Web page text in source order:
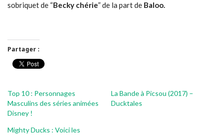
sobriquet de “Becky chérie” de la part de Baloo.
Partager :
Top 10 : Personnages
Masculins des séries animées
Disney !
La Bande à Picsou (2017) –
Ducktales
Mighty Ducks : Voici les